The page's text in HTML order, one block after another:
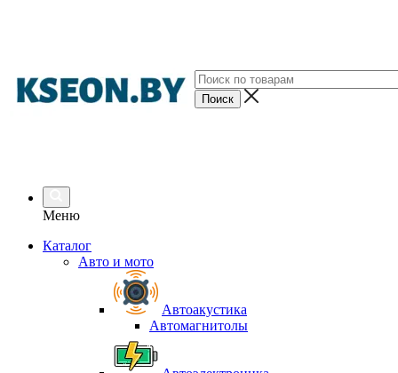
Меню
Каталог
Авто и мото
Автоакустика
Автомагнитолы